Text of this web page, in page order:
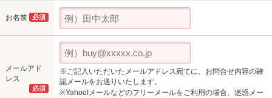
お名前 必須
メールアド
レス
必須
※ご記入いただいたメールアドレス宛てに、お問合せ内容の確
認メールをお送りいたします。
※Yahoo!メールなどのフリーメールをご利用の場合、迷惑メー